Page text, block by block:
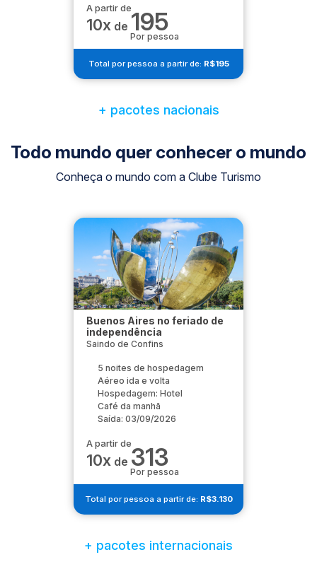
A partir de
10x de 195
Por pessoa
Total por pessoa a partir de: R$195
+ pacotes nacionais
Todo mundo quer conhecer o mundo
Conheça o mundo com a Clube Turismo
Buenos Aires no feriado de
independência
Saindo de Confins
5 noites de hospedagem
Aéreo ida e volta
Hospedagem: Hotel
Café da manhã
Saída: 03/09/2026
A partir de
10x de 313
Por pessoa
Total por pessoa a partir de: R$3.130
+ pacotes internacionais